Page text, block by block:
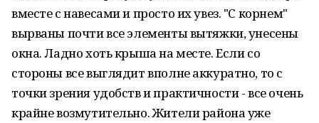
вместе с навесами и просто их увез. "С корнем"
вырваны почти все элементы вытяжки, унесены
окна. Ладно хоть крыша на месте. Если со
стороны все выглядит вполне аккуратно, то с
точки зрения удобств и практичности - все очень
крайне возмутительно. Жители района уже